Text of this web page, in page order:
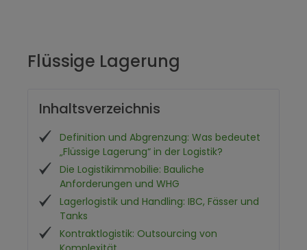
Flüssige Lagerung
Inhaltsverzeichnis
Definition und Abgrenzung: Was bedeutet
„Flüssige Lagerung“ in der Logistik?
Die Logistikimmobilie: Bauliche
Anforderungen und WHG
Lagerlogistik und Handling: IBC, Fässer und
Tanks
Kontraktlogistik: Outsourcing von